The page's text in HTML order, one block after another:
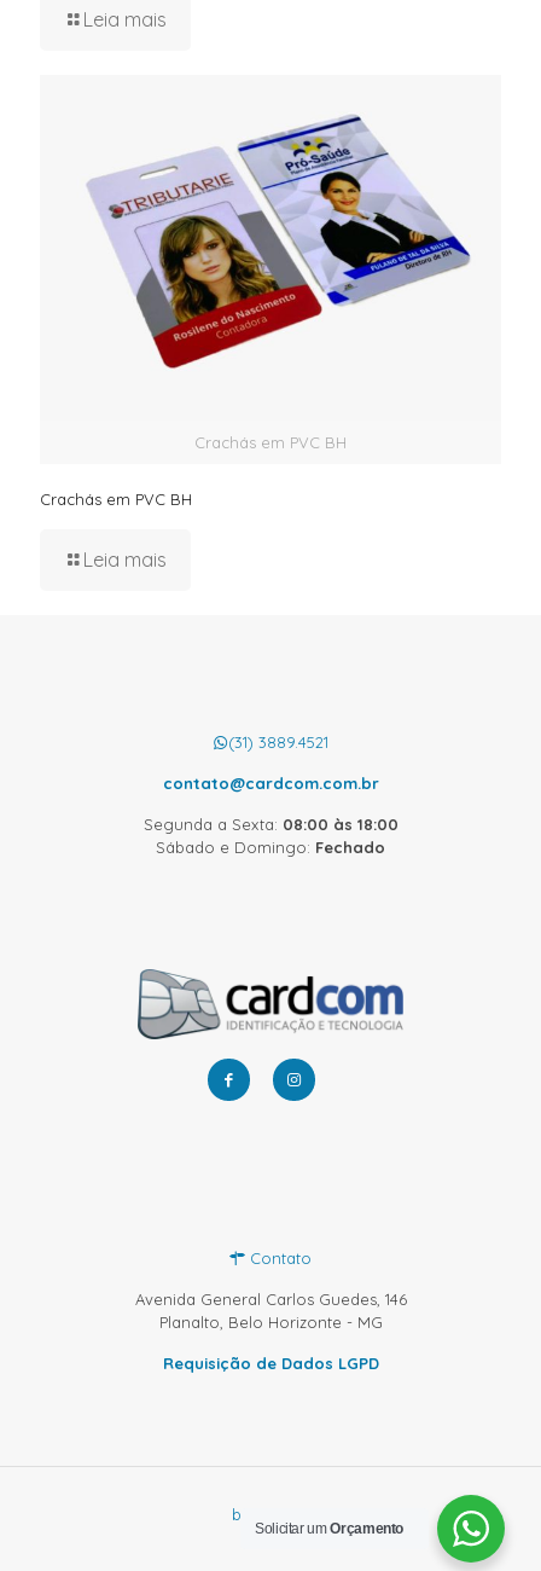
Leia mais
Crachás em PVC BH
Crachás em PVC BH
Leia mais
(31) 3889.4521
contato@cardcom.com.br
Segunda a Sexta: 08:00 às 18:00
Sábado e Domingo: Fechado
Contato
Avenida General Carlos Guedes, 146
Planalto, Belo Horizonte - MG
Requisição de Dados LGPD
by Sprinty
Solicitar umOrçamento